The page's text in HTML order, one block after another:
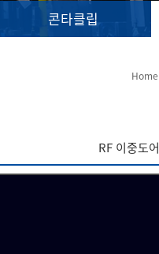
콘타클립
Home
RF 이중도어